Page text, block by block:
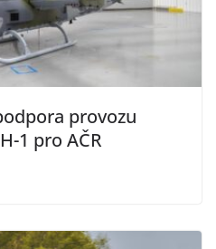
provozu
1 pro AČR